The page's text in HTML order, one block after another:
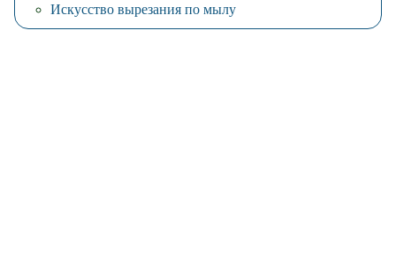
Искусство вырезания по мылу